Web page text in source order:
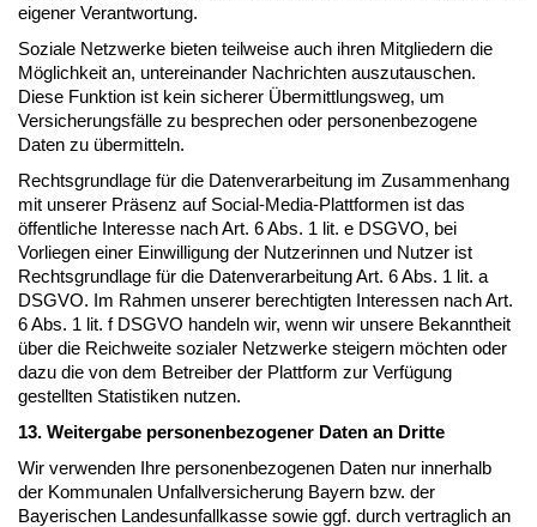
eigener Verantwortung.
Soziale Netzwerke bieten teilweise auch ihren Mitgliedern die
Möglichkeit an, untereinander Nachrichten auszutauschen.
Diese Funktion ist kein sicherer Übermittlungsweg, um
Versicherungsfälle zu besprechen oder personenbezogene
Daten zu übermitteln.
Rechtsgrundlage für die Datenverarbeitung im Zusammenhang
mit unserer Präsenz auf Social-Media-Plattformen ist das
öffentliche Interesse nach Art. 6 Abs. 1 lit. e DSGVO, bei
Vorliegen einer Einwilligung der Nutzerinnen und Nutzer ist
Rechtsgrundlage für die Datenverarbeitung Art. 6 Abs. 1 lit. a
DSGVO. Im Rahmen unserer berechtigten Interessen nach Art.
6 Abs. 1 lit. f DSGVO handeln wir, wenn wir unsere Bekanntheit
über die Reichweite sozialer Netzwerke steigern möchten oder
dazu die von dem Betreiber der Plattform zur Verfügung
gestellten Statistiken nutzen.
13. Weitergabe personenbezogener Daten an Dritte
Wir verwenden Ihre personenbezogenen Daten nur innerhalb
der Kommunalen Unfallversicherung Bayern bzw. der
Bayerischen Landesunfallkasse sowie ggf. durch vertraglich an